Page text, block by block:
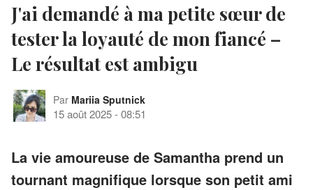
J'ai demandé à ma petite sœur de
tester la loyauté de mon fiancé –
Le résultat est ambigu
Par Mariia Sputnick
15 août 2025-08:51
La vie amoureuse de Samantha prend un
tournant magnifique lorsque son petit ami